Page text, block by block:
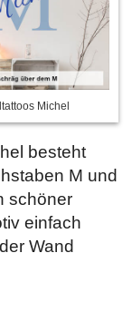
Michel
besteht
M und
schöner
einfach
Wand